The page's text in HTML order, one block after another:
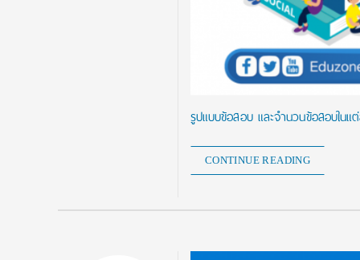
รูปแบบข้อสอบ และจำนวนข้อสอบใน
CONTINUE READING